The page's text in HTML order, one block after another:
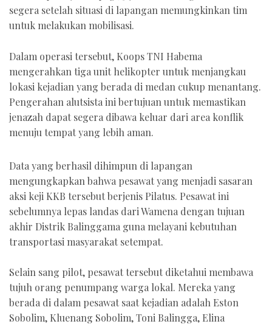
segera setelah situasi di lapangan memungkinkan tim
untuk melakukan mobilisasi.
Dalam operasi tersebut, Koops TNI Habema
mengerahkan tiga unit helikopter untuk menjangkau
lokasi kejadian yang berada di medan cukup menantang.
Pengerahan alutsista ini bertujuan untuk memastikan
jenazah dapat segera dibawa keluar dari area konflik
menuju tempat yang lebih aman.
Data yang berhasil dihimpun di lapangan
mengungkapkan bahwa pesawat yang menjadi sasaran
aksi keji KKB tersebut berjenis Pilatus. Pesawat ini
sebelumnya lepas landas dari Wamena dengan tujuan
akhir Distrik Balinggama guna melayani kebutuhan
transportasi masyarakat setempat.
Selain sang pilot, pesawat tersebut diketahui membawa
tujuh orang penumpang warga lokal. Mereka yang
berada di dalam pesawat saat kejadian adalah Eston
Sobolim, Kluenang Sobolim, Toni Balingga, Elina